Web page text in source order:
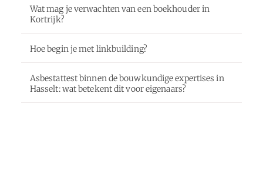
Wat mag je verwachten van een boekhouder in
Kortrijk?
Hoe begin je met linkbuilding?
Asbestattest binnen de bouwkundige expertises in
Hasselt: wat betekent dit voor eigenaars?